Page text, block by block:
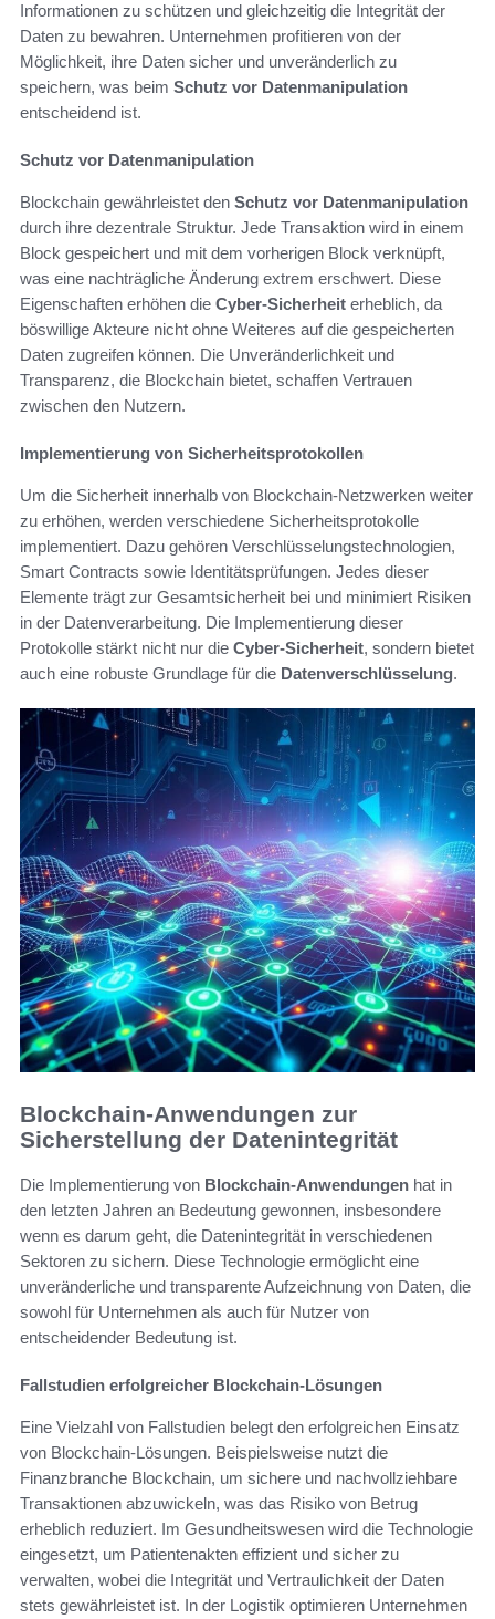
Informationen zu schützen und gleichzeitig die Integrität der
Daten zu bewahren. Unternehmen profitieren von der
Möglichkeit, ihre Daten sicher und unveränderlich zu
speichern, was beim Schutz vor Datenmanipulation
entscheidend ist.
Schutz vor Datenmanipulation
Blockchain gewährleistet den Schutz vor Datenmanipulation
durch ihre dezentrale Struktur. Jede Transaktion wird in einem
Block gespeichert und mit dem vorherigen Block verknüpft,
was eine nachträgliche Änderung extrem erschwert. Diese
Eigenschaften erhöhen die Cyber-Sicherheit erheblich, da
böswillige Akteure nicht ohne Weiteres auf die gespeicherten
Daten zugreifen können. Die Unveränderlichkeit und
Transparenz, die Blockchain bietet, schaffen Vertrauen
zwischen den Nutzern.
Implementierung von Sicherheitsprotokollen
Um die Sicherheit innerhalb von Blockchain-Netzwerken weiter
zu erhöhen, werden verschiedene Sicherheitsprotokolle
implementiert. Dazu gehören Verschlüsselungstechnologien,
Smart Contracts sowie Identitätsprüfungen. Jedes dieser
Elemente trägt zur Gesamtsicherheit bei und minimiert Risiken
in der Datenverarbeitung. Die Implementierung dieser
Protokolle stärkt nicht nur die Cyber-Sicherheit, sondern bietet
auch eine robuste Grundlage für die Datenverschlüsselung.
Blockchain-Anwendungen zur
Sicherstellung der Datenintegrität
Die Implementierung von Blockchain-Anwendungen hat in
den letzten Jahren an Bedeutung gewonnen, insbesondere
wenn es darum geht, die Datenintegrität in verschiedenen
Sektoren zu sichern. Diese Technologie ermöglicht eine
unveränderliche und transparente Aufzeichnung von Daten, die
sowohl für Unternehmen als auch für Nutzer von
entscheidender Bedeutung ist.
Fallstudien erfolgreicher Blockchain-Lösungen
Eine Vielzahl von Fallstudien belegt den erfolgreichen Einsatz
von Blockchain-Lösungen. Beispielsweise nutzt die
Finanzbranche Blockchain, um sichere und nachvollziehbare
Transaktionen abzuwickeln, was das Risiko von Betrug
erheblich reduziert. Im Gesundheitswesen wird die Technologie
eingesetzt, um Patientenakten effizient und sicher zu
verwalten, wobei die Integrität und Vertraulichkeit der Daten
stets gewährleistet ist. In der Logistik optimieren Unternehmen